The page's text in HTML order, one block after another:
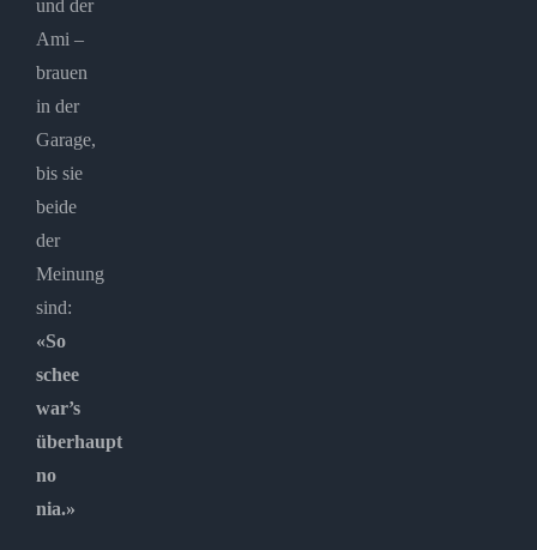
und der
Ami –
brauen
in der
Garage,
bis sie
beide
der
Meinung
sind:
«So
schee
war’s
überhaupt
no
nia.»